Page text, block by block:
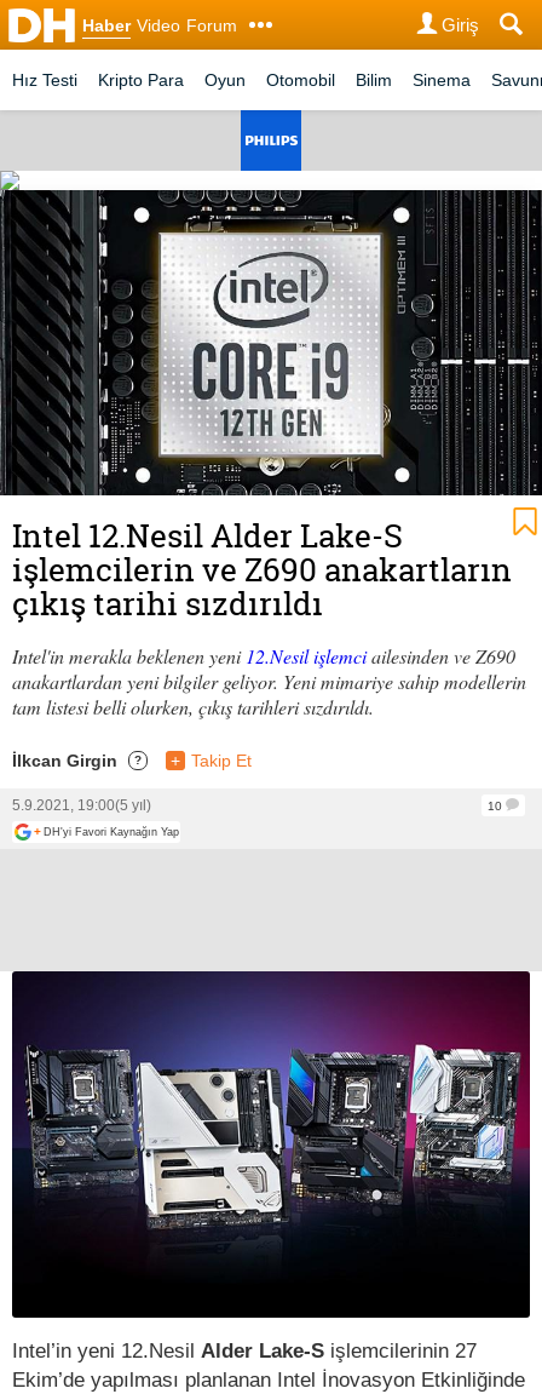
Haber Video Forum Giriş
Hız Testi Kripto Para Oyun Otomobil Bilim Sinema
Intel 12.Nesil Alder Lake-S
işlemcilerin ve Z690 anakartların
çıkış tarihi sızdırıldı
Intel'in merakla beklenen yeni12.Nesil işlemciailesinden ve Z690
anakartlardan yeni bilgiler geliyor. Yeni mimariye sahip modellerin
tam listesi belli olurken, çıkış tarihleri sızdırıldı.
İlkcan Girgin ? + Takip Et
5.9.2021, 19:00(5 yıl)
10
+ DH'yi Favori Kaynağın Yap
Intel’in yeni 12.Nesil Alder Lake-S işlemcilerinin 27
Ekim’de yapılması planlanan Intel İnovasyon Etkinliğinde